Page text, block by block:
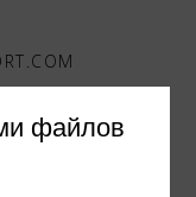
файлов